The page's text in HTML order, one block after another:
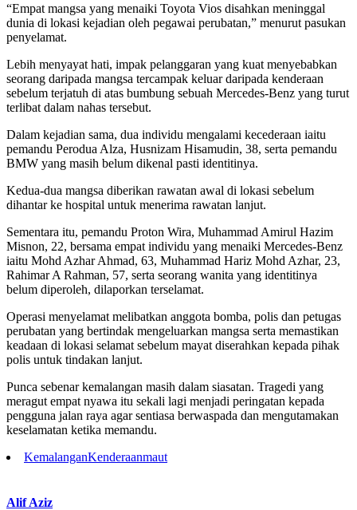
“Empat mangsa yang menaiki Toyota Vios disahkan meninggal
dunia di lokasi kejadian oleh pegawai perubatan,” menurut pasukan
penyelamat.
Lebih menyayat hati, impak pelanggaran yang kuat menyebabkan
seorang daripada mangsa tercampak keluar daripada kenderaan
sebelum terjatuh di atas bumbung sebuah Mercedes-Benz yang turut
terlibat dalam nahas tersebut.
Dalam kejadian sama, dua individu mengalami kecederaan iaitu
pemandu Perodua Alza, Husnizam Hisamudin, 38, serta pemandu
BMW yang masih belum dikenal pasti identitinya.
Kedua-dua mangsa diberikan rawatan awal di lokasi sebelum
dihantar ke hospital untuk menerima rawatan lanjut.
Sementara itu, pemandu Proton Wira, Muhammad Amirul Hazim
Misnon, 22, bersama empat individu yang menaiki Mercedes-Benz
iaitu Mohd Azhar Ahmad, 63, Muhammad Hariz Mohd Azhar, 23,
Rahimar A Rahman, 57, serta seorang wanita yang identitinya
belum diperoleh, dilaporkan terselamat.
Operasi menyelamat melibatkan anggota bomba, polis dan petugas
perubatan yang bertindak mengeluarkan mangsa serta memastikan
keadaan di lokasi selamat sebelum mayat diserahkan kepada pihak
polis untuk tindakan lanjut.
Punca sebenar kemalangan masih dalam siasatan. Tragedi yang
meragut empat nyawa itu sekali lagi menjadi peringatan kepada
pengguna jalan raya agar sentiasa berwaspada dan mengutamakan
keselamatan ketika memandu.
KemalanganKenderaanmaut
Alif Aziz